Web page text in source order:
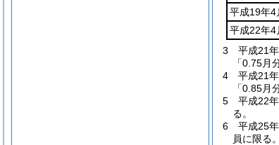
平成19年4
平成22年4
3
平成21
「0.75月
4
平成21
「0.85月
5
平成22
る。
6
平成25
員に限る